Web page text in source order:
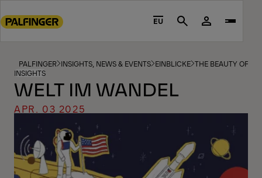
to
footer
content
EU Search
PALFINGER INSIGHTS, NEWS & EVENTS EINBLICKE THE BEAUTY OF
INSIGHTS
WELT IM WANDEL
APR. 03 2025